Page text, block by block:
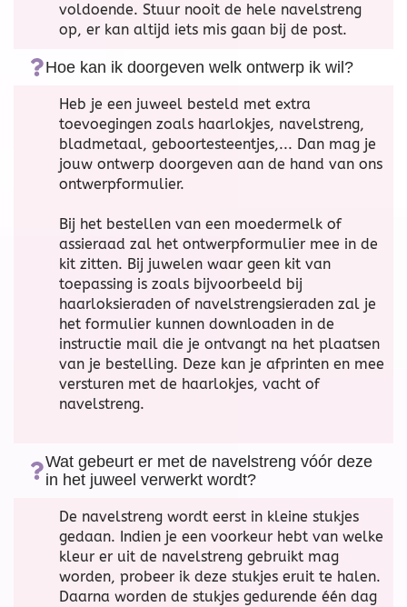
voldoende. Stuur nooit de hele navelstreng
op, er kan altijd iets mis gaan bij de post.
Hoe kan ik doorgeven welk ontwerp ik wil?
Heb je een juweel besteld met extra
toevoegingen zoals haarlokjes, navelstreng,
bladmetaal, geboortesteentjes,... Dan mag je
jouw ontwerp doorgeven aan de hand van ons
ontwerpformulier.
Bij het bestellen van een moedermelk of
assieraad zal het ontwerpformulier mee in de
kit zitten. Bij juwelen waar geen kit van
toepassing is zoals bijvoorbeeld bij
haarloksieraden of navelstrengsieraden zal je
het formulier kunnen downloaden in de
instructie mail die je ontvangt na het plaatsen
van je bestelling. Deze kan je afprinten en mee
versturen met de haarlokjes, vacht of
navelstreng.
Wat gebeurt er met de navelstreng vóór deze
in het juweel verwerkt wordt?
De navelstreng wordt eerst in kleine stukjes
gedaan. Indien je een voorkeur hebt van welke
kleur er uit de navelstreng gebruikt mag
worden, probeer ik deze stukjes eruit te halen.
Daarna worden de stukjes gedurende één dag